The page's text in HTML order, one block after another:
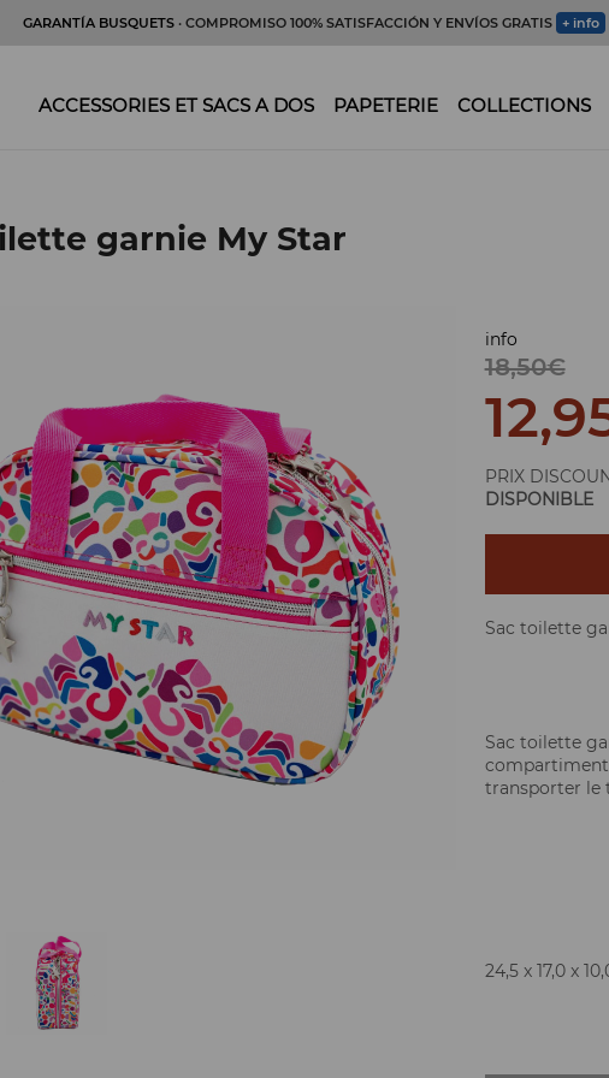
GARANTÍA BUSQUETS · COMPROMISO 100% SATISFACCIÓN Y ENVÍOS GRATIS + info
ACCESSORIES ET SACS A DOS PAPETERIE COLLECTIONS
garnie My Star
info
18,50€
PRIX
DISPONIBLE
Sac toilette
Sac toilette
compartiment
transporter le
24,5 x 17,0 x